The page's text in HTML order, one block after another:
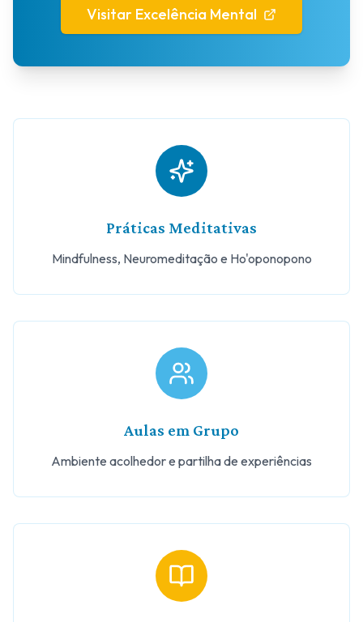
Visitar Excelência Mental
Práticas Meditativas
Mindfulness, Neuromeditação e Ho'oponopono
Aulas em Grupo
Ambiente acolhedor e partilha de experiências